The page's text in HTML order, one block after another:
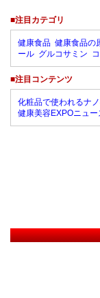
■注目カテゴリ
健康食品 健康食品の
ール グルコサミン
■注目コンテンツ
化粧品で使われるナ
健康美容EXPOニュー